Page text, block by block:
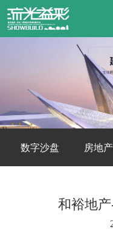
数字沙盘 房地
和裕地